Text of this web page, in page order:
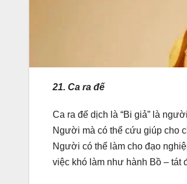
21. Ca ra đế
Ca ra đế dịch là “Bi giả” là
Người mà có thể cứu giúp cho
Người có thể làm cho đạo
việc khó làm như hành Bồ – tát